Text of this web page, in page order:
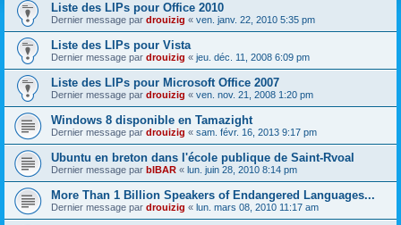
Liste des LIPs pour Office 2010
Dernier message par drouizig « ven. janv. 22, 2010 5:35 pm
Liste des LIPs pour Vista
Dernier message par drouizig « jeu. déc. 11, 2008 6:09 pm
Liste des LIPs pour Microsoft Office 2007
Dernier message par drouizig « ven. nov. 21, 2008 1:20 pm
Windows 8 disponible en Tamazight
Dernier message par drouizig « sam. févr. 16, 2013 9:17 pm
Ubuntu en breton dans l'école publique de Saint-Rvoal
Dernier message par bIBAR « lun. juin 28, 2010 8:14 pm
More Than 1 Billion Speakers of Endangered Languages...
Dernier message par drouizig « lun. mars 08, 2010 11:17 am